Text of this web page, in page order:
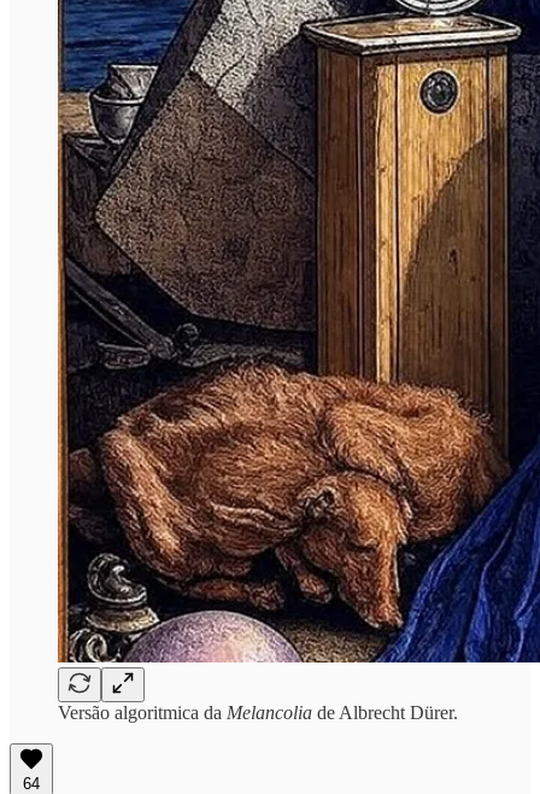
Versão algoritmica da Melancolia de Albrecht Dürer.
64